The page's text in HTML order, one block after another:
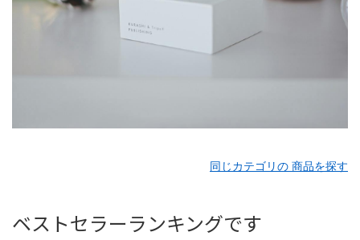
同じカテゴリの 商品を探す
ベストセラーランキングです